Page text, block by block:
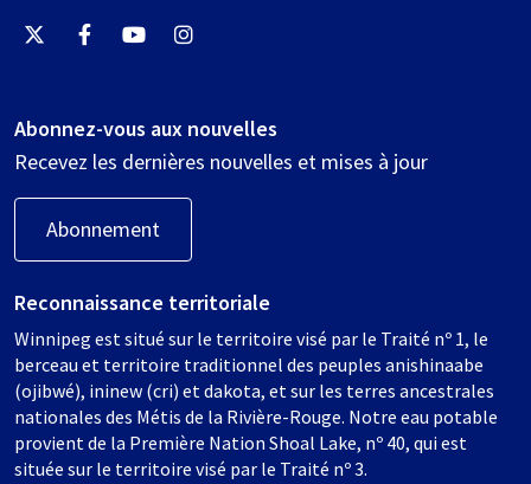
Abonnez-vous aux nouvelles
Recevez les dernières nouvelles et mises à jour
Abonnement
Reconnaissance territoriale
Winnipeg est situé sur le territoire visé par le Traité nº 1, le
berceau et territoire traditionnel des peuples anishinaabe
(ojibwé), ininew (cri) et dakota, et sur les terres ancestrales
nationales des Métis de la Rivière-Rouge. Notre eau potable
provient de la Première Nation Shoal Lake, nº 40, qui est
située sur le territoire visé par le Traité nº 3.